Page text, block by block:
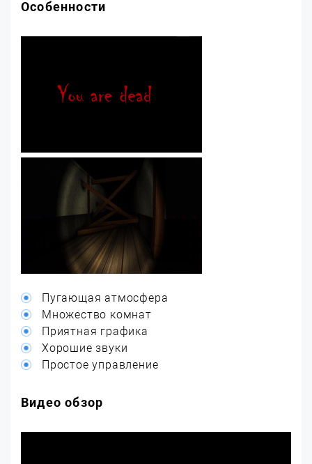
Особенности
Пугающая атмосфера
Множество комнат
Приятная графика
Хорошие звуки
Простое управление
Видео обзор